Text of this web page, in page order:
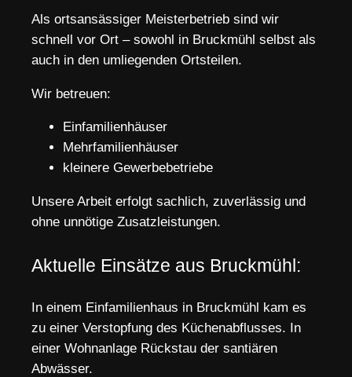
Als ortsansässiger Meisterbetrieb sind wir
schnell vor Ort – sowohl in Bruckmühl selbst als
auch in den umliegenden Ortsteilen.
Wir betreuen:
Einfamilienhäuser
Mehrfamilienhäuser
kleinere Gewerbebetriebe
Unsere Arbeit erfolgt sachlich, zuverlässig und
ohne unnötige Zusatzleistungen.
Aktuelle Einsätze aus Bruckmühl:
In einem Einfamilienhaus in Bruckmühl kam es
zu einer Verstopfung des Küchenabflusses. In
einer Wohnanlage Rückstau der santiären
Abwässer.